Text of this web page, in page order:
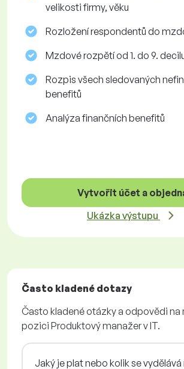
velikosti firmy, věku
Rozložení respondentů do
Mzdové rozpětí od 1. do 9.
Rozpis všech sledovaných
benefitů
Analýza finančních benefitů
Vytvořit účet a
Ukázka výstupu
Často kladené dotazy
Často kladené otázky a odpovědi na
pozici Produktový manažer v IT.
Jaký je plat nebo kolik se vydělává